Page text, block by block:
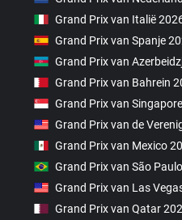
Grand Prix van Italië
Grand Prix van Spanje
Grand Prix van
Grand Prix van Bahrein
Grand Prix van
Grand Prix van de
Grand Prix van Mexico
Grand Prix van São
Grand Prix van Las
Grand Prix van Qatar